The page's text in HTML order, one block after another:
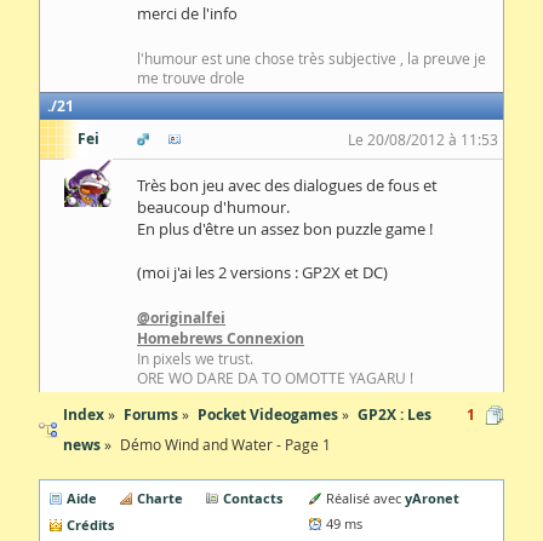
merci de l'info
l'humour est une chose très subjective , la preuve je
me trouve drole
21
Fei
Le 20/08/2012 à 11:53
Très bon jeu avec des dialogues de fous et
beaucoup d'humour.
En plus d'être un assez bon puzzle game !
(moi j'ai les 2 versions : GP2X et DC)
@originalfei
Homebrews Connexion
In pixels we trust.
ORE WO DARE DA TO OMOTTE YAGARU !
Index Forums Pocket Videogames
GP2X : Les
news
Démo Wind and Water - Page 1
1
Aide Charte
Contacts
Crédits
Réalisé avecyAronet
49 ms